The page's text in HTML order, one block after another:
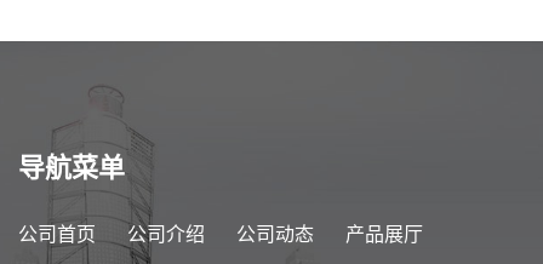
导航菜单
公司首页 公司介绍 公司动态 产品展厅